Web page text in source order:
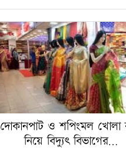
দোকানপাট ও শপিংমল খোলা
নিয়ে বিদ্যুৎ বিভাগের…